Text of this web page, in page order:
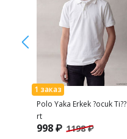
Polo Yaka Erkek ?ocuk Ti??
rt
998 ₽ 1198 ₽